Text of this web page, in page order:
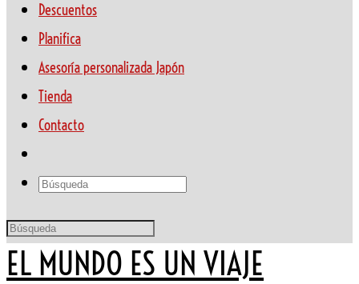
Descuentos
Planifica
Asesoría personalizada Japón
Tienda
Contacto
EL MUNDO ES UN VIAJE